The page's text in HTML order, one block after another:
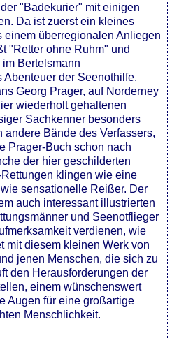
"Badekurier" mit einigen
Da ist zuerst ein kleines
einem überregionalen Anliegen
"Retter ohne Ruhm" und
Bertelsmann
Abenteuer der Seenothilfe.
Georg Prager, auf Norderney
wiederholt gehaltenen
Sachkenner besonders
andere Bände des Verfassers,
Prager-Buch schon nach
der hier geschilderten
klingen wie eine
sensationelle Reißer. Der
auch interessant illustrierten
und Seenotflieger
verdienen, wie
mit diesem kleinen Werk von
jenen Menschen, die sich zu
den Herausforderungen der
einem wünschenswert
Augen für eine großartige
Menschlichkeit.